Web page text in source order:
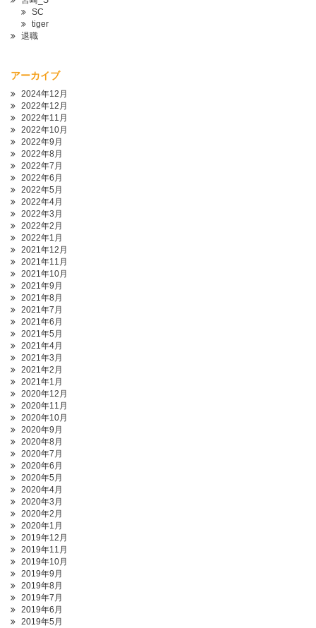
SC
tiger
退職
アーカイブ
2024年12月
2022年12月
2022年11月
2022年10月
2022年9月
2022年8月
2022年7月
2022年6月
2022年5月
2022年4月
2022年3月
2022年2月
2022年1月
2021年12月
2021年11月
2021年10月
2021年9月
2021年8月
2021年7月
2021年6月
2021年5月
2021年4月
2021年3月
2021年2月
2021年1月
2020年12月
2020年11月
2020年10月
2020年9月
2020年8月
2020年7月
2020年6月
2020年5月
2020年4月
2020年3月
2020年2月
2020年1月
2019年12月
2019年11月
2019年10月
2019年9月
2019年8月
2019年7月
2019年6月
2019年5月